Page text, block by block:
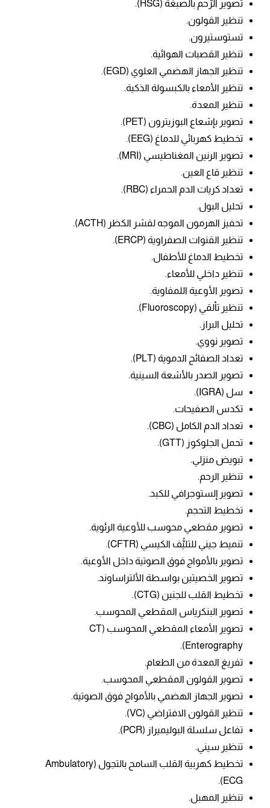
تصوير الرّحم بالصبغة (HSG).
تنظير القولون.
تستوستيرون.
تنظير القصبات الهوائية.
تنظير الجهاز الهضمي العلوي (EGD).
تنظير الأمعاء بالكبسولة الذكية.
تنظير المعدة.
تصوير بإشعاع البوزيترون (PET).
تخطيط كهربائي للدماغ (EEG).
تصوير الرنين المغناطيسي (MRI).
تنظير قاع العين.
تعداد كريات الدم الحمراء (RBC).
تحليل البول.
تحفيز الهرمون الموجه لقشر الكظر (ACTH).
تنظير القنوات الصفراوية (ERCP).
تخطيط الدماغ للأطفال.
تنظير داخلي للأمعاء.
تصوير الأوعية اللمفاوية.
تنظير تألقي (Fluoroscopy).
تحليل البراز.
تصوير نووي.
تعداد الصفائح الدموية (PLT).
تصوير الصدر بالأشعة السينية.
سل (IGRA).
تكدس الصفيحات.
تعداد الدم الكامل (CBC).
تحمل الجلوكوز (GTT).
تبويض منزلي.
تنظير الرحم.
تصوير إلستوجرافي للكبد.
تخطيط التحجم.
تصوير مقطعي محوسب للأوعية الرئوية.
تنميط جيني للتليُّف الكيسي (CFTR).
تصوير بالأمواج فوق الصوتية داخل الأوعية.
تصوير الخصيتين بواسطة الألتراساوند.
تخطيط القلب للجنين (CTG).
تصوير البنكرياس المقطعي المحوسب.
تصوير الأمعاء المقطعي المحوسب (CT
Enterography).
تفريغ المعدة من الطعام.
تصوير القولون المقطعي المحوسب.
تصوير الجهاز الهضمي بالأمواج فوق الصوتية.
تنظير القولون الافتراضي (VC).
تفاعل سلسلة البوليميراز (PCR).
تنظير سيني.
تخطيط كهربية القلب السامح بالتجول (Ambulatory
ECG).
تنظير المهبل.